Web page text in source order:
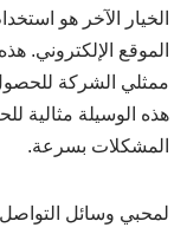
الخيار الآخر هو
الموقع الإلكتروني.
ممثلي الشركة
هذه الوسيلة مثالية
المشكلات بسرعة.
لمحبي وسائل